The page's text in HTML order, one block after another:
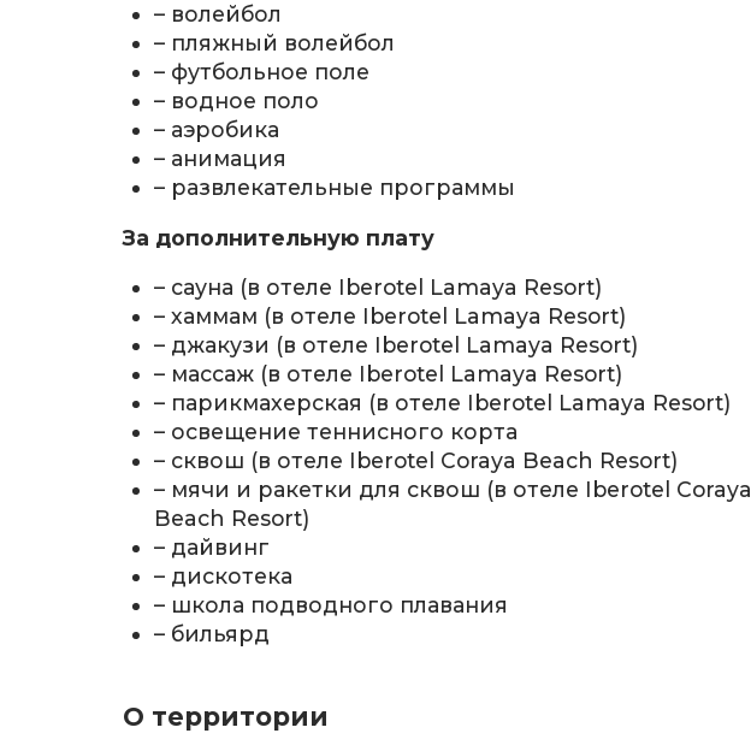
– волейбол
– пляжный волейбол
– футбольное поле
– водное поло
– аэробика
– анимация
– развлекательные программы
За дополнительную плату
– сауна (в отеле Iberotel Lamaya Resort)
– хаммам (в отеле Iberotel Lamaya Resort)
– джакузи (в отеле Iberotel Lamaya Resort)
– массаж (в отеле Iberotel Lamaya Resort)
– парикмахерская (в отеле Iberotel Lamaya Resort)
– освещение теннисного корта
– сквош (в отеле Iberotel Coraya Beach Resort)
– мячи и ракетки для сквош (в отеле Iberotel Coraya
Beach Resort)
– дайвинг
– дискотека
– школа подводного плавания
– бильярд
О территории